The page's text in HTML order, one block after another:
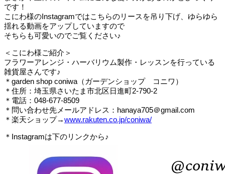
です！
こにわ様のInstagramではこちらのリースを吊り下げ、ゆらゆら
揺れる動画をアップしていますので
そちらも可愛いのでご覧ください♪
＜こにわ様ご紹介＞
フラワーアレンジ・ハーバリウム製作・レッスンを行っている
雑貨屋さんです♪
＊garden shop coniwa（ガーデンショップ コニワ）
＊住所：埼玉県さいたま市北区日進町2-790-2
＊電話：048-677-8509
＊問い合わせ先メールアドレス：hanaya705＠gmail.com
＊楽天ショップ→www.rakuten.co.jp/coniwa/
＊Instagramは下のリンクから♪